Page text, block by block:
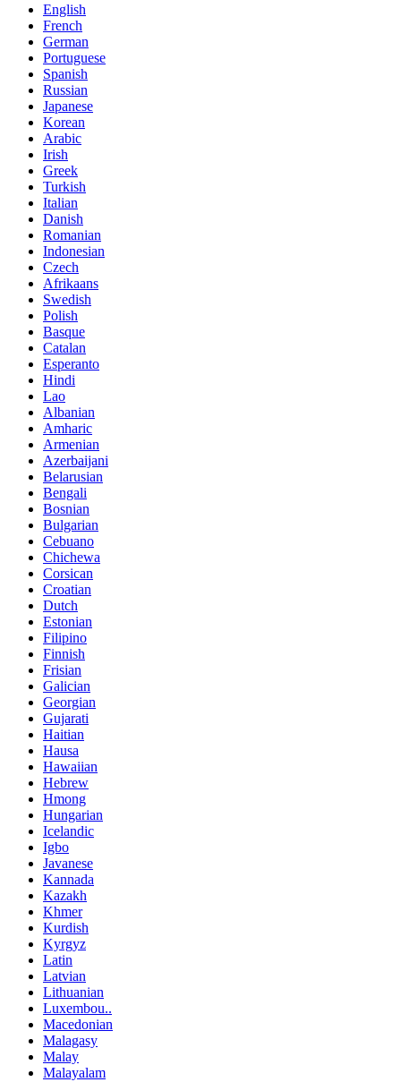
English
French
German
Portuguese
Spanish
Russian
Japanese
Korean
Arabic
Irish
Greek
Turkish
Italian
Danish
Romanian
Indonesian
Czech
Afrikaans
Swedish
Polish
Basque
Catalan
Esperanto
Hindi
Lao
Albanian
Amharic
Armenian
Azerbaijani
Belarusian
Bengali
Bosnian
Bulgarian
Cebuano
Chichewa
Corsican
Croatian
Dutch
Estonian
Filipino
Finnish
Frisian
Galician
Georgian
Gujarati
Haitian
Hausa
Hawaiian
Hebrew
Hmong
Hungarian
Icelandic
Igbo
Javanese
Kannada
Kazakh
Khmer
Kurdish
Kyrgyz
Latin
Latvian
Lithuanian
Luxembou..
Macedonian
Malagasy
Malay
Malayalam